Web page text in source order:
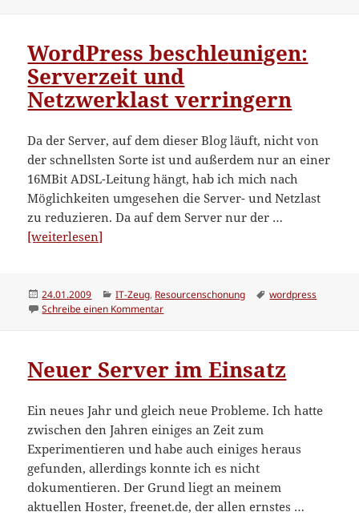
WordPress beschleunigen:
Serverzeit und
Netzwerklast verringern
Da der Server, auf dem dieser Blog läuft, nicht von
der schnellsten Sorte ist und außerdem nur an einer
16MBit ADSL-Leitung hängt, hab ich mich nach
Möglichkeiten umgesehen die Server- und Netzlast
zu reduzieren. Da auf dem Server nur der …
[weiterlesen]
und
Netzwerklast
Veröffentlicht
am
24.01.2009 Kategorien
IT-Zeug, Resourcenschonung Schlagwörter
wordpress
Schreibe einen Kommentarzu WordPress beschleunigen: Serverzeit
Neuer Server im Einsatz
Ein neues Jahr und gleich neue Probleme. Ich hatte
zwischen den Jahren einiges an Zeit zum
Experimentieren und habe auch einiges heraus
gefunden, allerdings konnte ich es nicht
dokumentieren. Der Grund liegt an meinem
aktuellen Hoster, freenet.de, der allen ernstes …